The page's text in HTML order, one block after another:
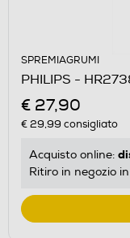
SPREMIAGRUMI
PHILIPS -
€ 27,90
€ 29,99 consigliato
Acquisto online:
Ritiro in negozio